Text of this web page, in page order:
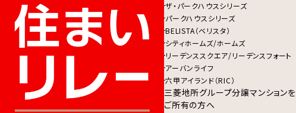
ザ・パークハウスシリーズ
パークハウスシリーズ
BELISTA（ベリスタ）
シティホームズ/ホームズ
リーデンススクエア/リーデンスフォート
アーバンライフ
六甲アイランド（RIC）
三菱地所グループ分譲マンションを
ご所有の方へ